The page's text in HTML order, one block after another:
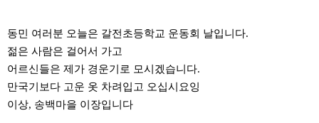
동민 여러분 오늘은 갈전초등학교 운동회 날입니다.
젊은 사람은 걸어서 가고
어르신들은 제가 경운기로 모시겠습니다.
만국기보다 고운 옷 차려입고 오십시요잉
이상, 송백마을 이장입니다